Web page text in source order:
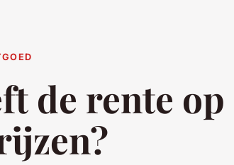
de rente op